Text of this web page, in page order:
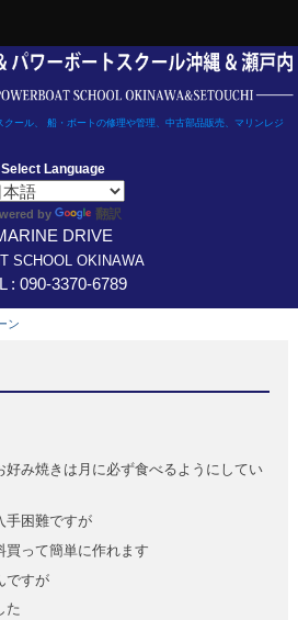
ール、 船・ボートの修理や管理、中古部品販売、マリンレジ
Select Language
by 翻訳
DRIVE
SCHOOL OKINAWA
: 090-3370-6789
ン
好み焼きは月に必ず食べるようにしてい
手困難ですが
買って簡単に作れます
ですが
た